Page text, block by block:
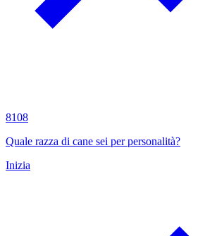
8108
Quale razza di cane sei per personalità?
Inizia